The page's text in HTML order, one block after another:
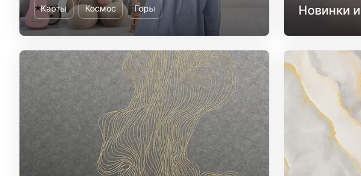
Карты Космос Горы Новинки